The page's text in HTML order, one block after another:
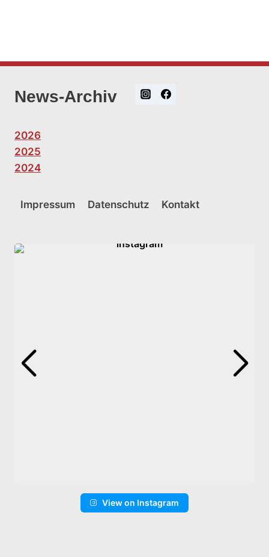
News-Archiv
2026
2025
2024
Impressum Datenschutz Kontakt
View on Instagram